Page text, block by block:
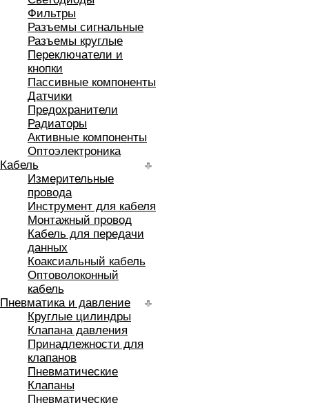
Фильтры
Разъемы сигнальные
Разъемы круглые
Переключатели и
кнопки
Пассивные компоненты
Датчики
Предохранители
Радиаторы
Активные компоненты
Оптоэлектроника
Кабель
Измерительные
провода
Инструмент для кабеля
Монтажный провод
Кабель для передачи
данных
Коаксиальный кабель
Оптоволоконный
кабель
Пневматика и давление
Круглые цилиндры
Клапана давления
Принадлежности для
клапанов
Пневматические
Клапаны
Пневматические